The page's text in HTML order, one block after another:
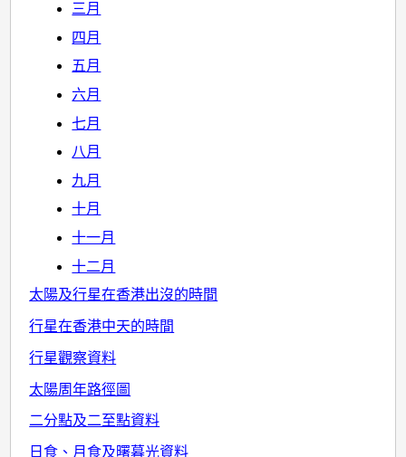
三月
四月
五月
六月
七月
八月
九月
十月
十一月
十二月
太陽及行星在香港出沒的時間
行星在香港中天的時間
行星觀察資料
太陽周年路徑圖
二分點及二至點資料
日食、月食及曙暮光資料